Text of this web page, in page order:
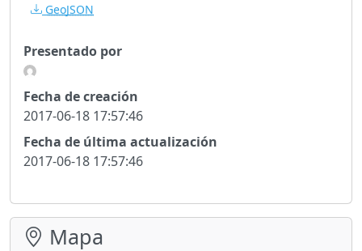
GeoJSON
Presentado por
Fecha de creación
2017-06-18 17:57:46
Fecha de última actualización
2017-06-18 17:57:46
Mapa